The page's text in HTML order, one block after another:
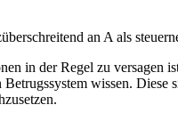
an A als
in der Regel zu
wissen.